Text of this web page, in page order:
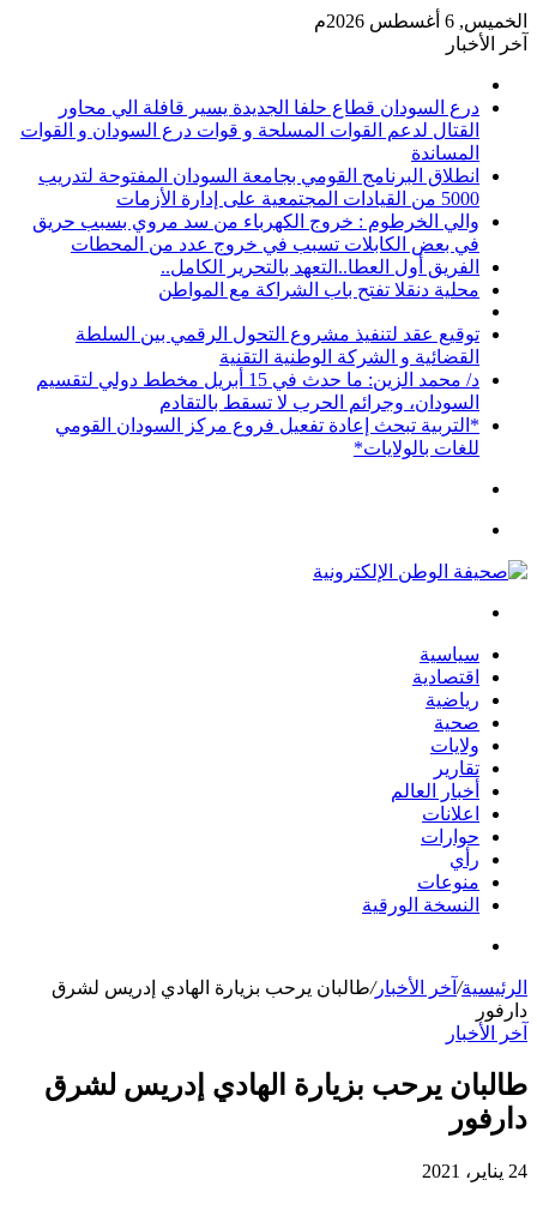
الخميس, 6 أغسطس 2026م
آخر الأخبار
درع السودان قطاع حلفا الجديدة يسير قافلة الي محاور
القتال لدعم القوات المسلحة و قوات درع السودان و القوات
المساندة
انطلاق البرنامج القومي بجامعة السودان المفتوحة لتدريب
5000 من القيادات المجتمعية على إدارة الأزمات
والي الخرطوم : خروج الكهرباء من سد مروي بسبب حريق
في بعض الكابلات تسبب في خروج عدد من المحطات
الفريق أول العطا..التعهد بالتحرير الكامل..
محلية دنقلا تفتح باب الشراكة مع المواطن
توقيع عقد لتنفيذ مشروع التحول الرقمي بين السلطة
القضائية و الشركة الوطنية التقنية
د/ محمد الزين: ما حدث في 15 أبريل مخطط دولي لتقسيم
السودان، وجرائم الحرب لا تسقط بالتقادم‏
‏*التربية تبحث إعادة تفعيل فروع مركز السودان القومي
للغات بالولايات*
سياسية
اقتصادية
رياضية
صحية
ولايات
تقارير
أخبار العالم
اعلانات
حوارات
رأي
منوعات
النسخة الورقية
الرئيسية/ آخر الأخبار/طالبان يرحب بزيارة الهادي إدريس لشرق
دارفور
آخر الأخبار
طالبان يرحب بزيارة الهادي إدريس لشرق
دارفور
24 يناير، 2021